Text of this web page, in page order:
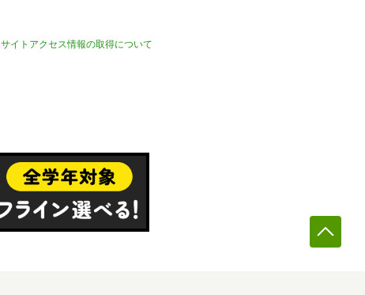
サイトアクセス情報の取得について